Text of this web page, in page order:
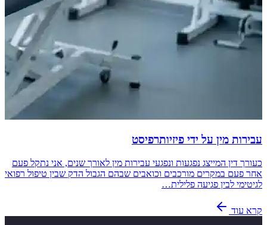
עבירות מין על ידי פיזיותרפיסט
כעורך דין המייצג נפגעות ונפגעי עבירות מין לאורך שנים, אני נתקל פעם
אחר פעם במקרים מורכבים וכואבים שבהם הגבול הדק שבין טיפול רפואי
לגיטימי לבין פגיעה פלילית…
קרא עוד